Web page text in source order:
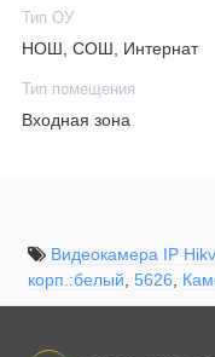
Камера комплектуется
расстоянием 4 мм F2.0
Тип ОУ
НОШ, СОШ, Интернат
Тип помещения
Входная зона
Видеокамера IP
корп.:белый 5626